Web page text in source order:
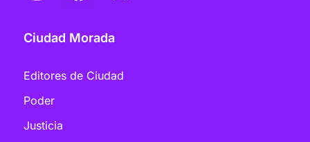
Ciudad Morada
Editores de Ciudad
Poder
Justicia